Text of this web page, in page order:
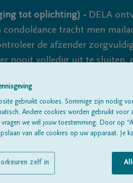
tot oplichting) - DELA
tracht men
de afzender
nooit volledig uit te sluiten,
gebruikt cookies. Sommige zijn nodig
Andere cookies worden gebruikt voor
we wél jouw toestemming. Door op
van alle cookies op uw apparaat. Je
zelf in